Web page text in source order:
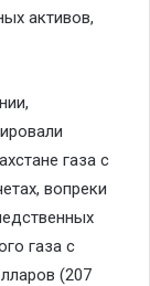
активов,
газа с
вопреки
газа с
(207